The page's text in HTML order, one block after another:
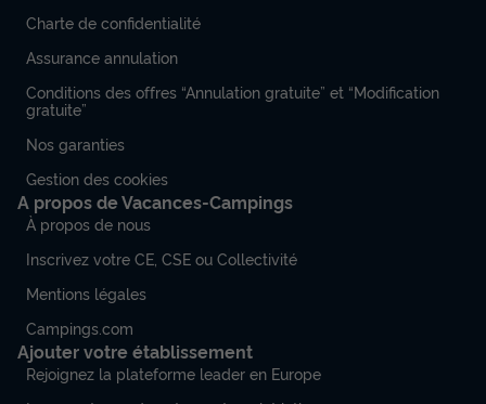
Charte de confidentialité
Assurance annulation
Conditions des offres “Annulation gratuite” et “Modification
gratuite”
Nos garanties
Gestion des cookies
A propos de Vacances-Campings
À propos de nous
Inscrivez votre CE, CSE ou Collectivité
Mentions légales
Campings.com
Ajouter votre établissement
Rejoignez la plateforme leader en Europe